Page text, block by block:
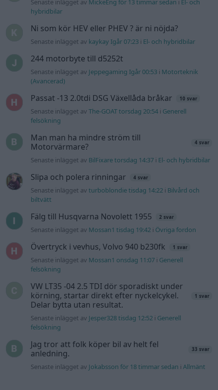
Senaste inlägget av MickeEng för 13 timmar sedan i El- och
hybridbilar
Ni som kör HEV eller PHEV ? är ni nöjda?
Senaste inlägget av kaykay Igår 07:23 i El- och hybridbilar
244 motorbyte till d5252t
Senaste inlägget av Jeppegaming Igår 00:53 i Motorteknik
(Avancerad)
Passat -13 2.0tdi DSG Växellåda bråkar 10 svar
Senaste inlägget avThe-GOAT torsdag 20:54 i Generell
felsökning
Man man ha mindre ström till
Motorvärmare?
4 svar
Senaste inlägget av BilFixare torsdag 14:37 i El- och hybridbilar
Slipa och polera rinningar 4 svar
Senaste inlägget avturboblondie tisdag 14:22 i Bilvård och
biltvätt
Fälg till Husqvarna Novolett 1955 2 svar
Senaste inlägget av Mossan1 tisdag 19:42 i Övriga fordon
Övertryck i vevhus, Volvo 940 b230fk 1 svar
Senaste inlägget av Mossan1 onsdag 11:07 i Generell
felsökning
VW LT35 -04 2.5 TDI dör sporadiskt under
körning, startar direkt efter nyckelcykel.
Delar bytta utan resultat.
1 svar
Senaste inlägget av Jesper328 tisdag 12:52 i Generell
felsökning
Jag tror att folk köper bil av helt fel
anledning.
33 svar
Senaste inlägget av Jokabsson för 18 timmar sedan iAllmänt